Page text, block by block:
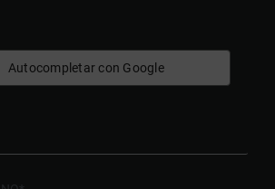
Autocompletar con Google